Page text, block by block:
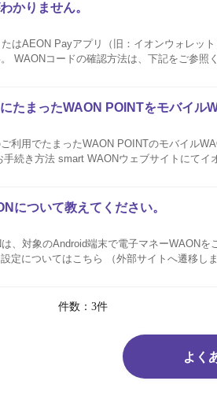
かりません。
はAEON Payアプリ（旧：イオンウォレッ
ードの確認方法は、下記をご参照ください。 ・ iAEONをご利用の場合 ■手順1
たまったWAON POINTをモバイル
利用でたまったWAON POINTのモバイル
について教えてください。
、対象のAndroid端末で電子マネーWAON
定についてはこちら （外部サイトへ遷移しま
件数：3件
よく